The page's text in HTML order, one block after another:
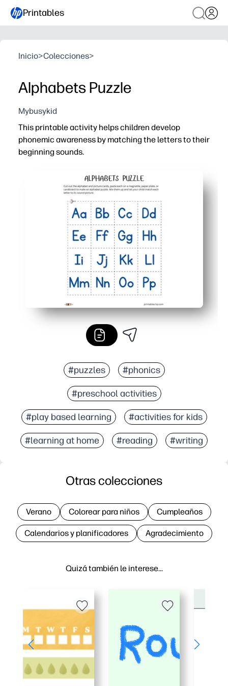
Printables
Inicio>Colecciones>
Alphabets Puzzle
Mybusykid
This printable activity helps children develop
phonemic awareness by matching the letters to their
beginning sounds.
#puzzles #phonics
#preschool activities
#play based learning #activities for kids
#learning at home #reading #writing
Quizá también le interese…
Otras colecciones
Verano Colorear para niños Cumpleaños
Calendarios y planificadores Agradecimiento